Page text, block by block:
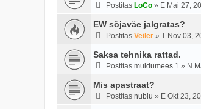
Postitas LoCo » E Mai 27,
EW sõjaväe jalgratas?
Postitas Veiler » T Nov 03,
Saksa tehnika rattad.
Postitas muidumees 1 » N
Mis apastraat?
Postitas nublu » E Okt 23,